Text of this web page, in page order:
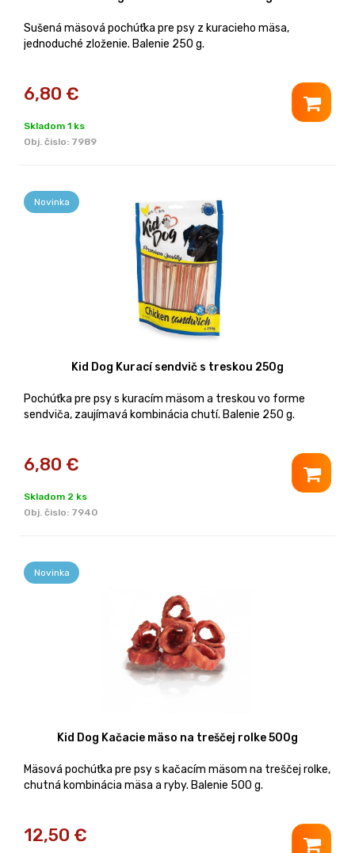
Sušená mäsová pochúťka pre psy z kuracieho mäsa,
jednoduché zloženie. Balenie 250 g.
6,80 €
Skladom 1 ks
Obj. čislo: 7989
Novinka
Kid Dog Kurací sendvič s treskou 250g
Pochúťka pre psy s kuracím mäsom a treskou vo forme
sendviča, zaujímavá kombinácia chutí. Balenie 250 g.
6,80 €
Skladom 2 ks
Obj. čislo: 7940
Novinka
Kid Dog Kačacie mäso na treščej rolke 500g
Mäsová pochúťka pre psy s kačacím mäsom na treščej rolke,
chutná kombinácia mäsa a ryby. Balenie 500 g.
12,50 €